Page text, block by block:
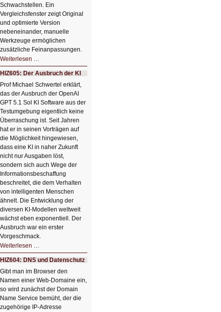
Schwachstellen. Ein
Vergleichsfenster zeigt Original
und optimierte Version
nebeneinander, manuelle
Werkzeuge ermöglichen
zusätzliche Feinanpassungen.
Weiterlesen …
Bildverschönerung
mit
einem
Klick
HIZ606:
Bildverschönerung
mit
einem
Klick
HIZ605: Der Ausbruch der KI
Prof Michael Schwertel erklärt,
das der Ausbruch der OpenAI
GPT 5.1 Sol KI Software aus der
Testumgebung eigentlich keine
Überraschung ist. Seit Jahren
hat er in seinen Vorträgen auf
die Möglichkeit hingewiesen,
dass eine KI in naher Zukunft
nicht nur Ausgaben löst,
sondern sich auch Wege der
Informationsbeschaffung
beschreitet, die dem Verhalten
von intelligenten Menschen
ähnelt. Die Entwicklung der
diversen KI-Modellen weltweit
wächst eben exponentiell. Der
Ausbruch war ein erster
Vorgeschmack.
Weiterlesen …
Der
Ausbruch
der
KI
HIZ604: DNS und Datenschutz
Gibt man im Browser den
Namen einer Web-Domaine ein,
so wird zunächst der Domain
Name Service bemüht, der die
zugehörige IP-Adresse